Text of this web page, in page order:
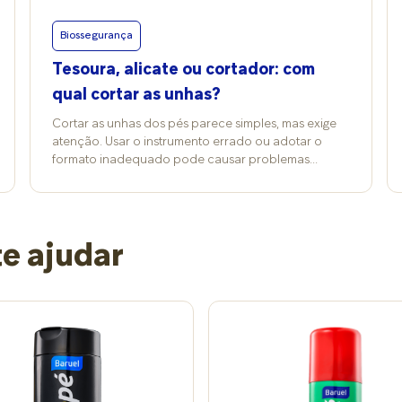
Biossegurança
Tesoura, alicate ou cortador: com
qual cortar as unhas?
Cortar as unhas dos pés parece simples, mas exige
atenção. Usar o instrumento errado ou adotar o
formato inadequado pode causar problemas
unhas encravadas e até infecções. É por isso que
Ivanilda de Assis, a melhor escolha é o alicate de
corte. “Ele oferece mais precisão e controle. Ao
cortador, que não tem o ajuste adequado ao
mais eficiente”, explica. A escolha do instrumento
deve considerar também o tipo de unha. Embora o
alicate seja sempre a opção mais segura, para unhas
mais grossas ou encravadas, o acessório precisa
ajudar